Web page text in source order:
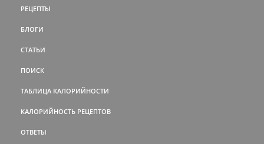
РЕЦЕПТЫ
БЛОГИ
СТАТЬИ
ПОИСК
ТАБЛИЦА КАЛОРИЙНОСТИ
КАЛОРИЙНОСТЬ РЕЦЕПТОВ
ОТВЕТЫ